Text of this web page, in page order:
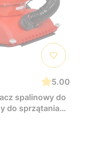
5.00
spalinowy do
do sprzątania
łatwy w